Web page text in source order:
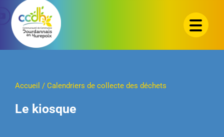
Passer
contenu
Accueil / Calendriers de collecte des déchets
Le kiosque